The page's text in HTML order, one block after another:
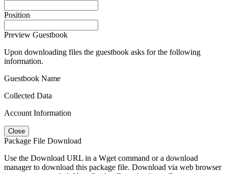
Position
Preview Guestbook
Upon downloading files the guestbook asks for the following
information.
Guestbook Name
Collected Data
Account Information
Close
Package File Download
Use the Download URL in a Wget command or a download
manager to download this package file. Download via web browser